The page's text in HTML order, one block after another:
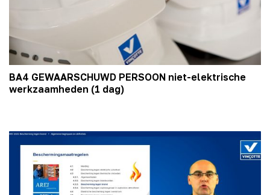
BA4 GEWAARSCHUWD PERSOON niet-elektrische
werkzaamheden (1 dag)